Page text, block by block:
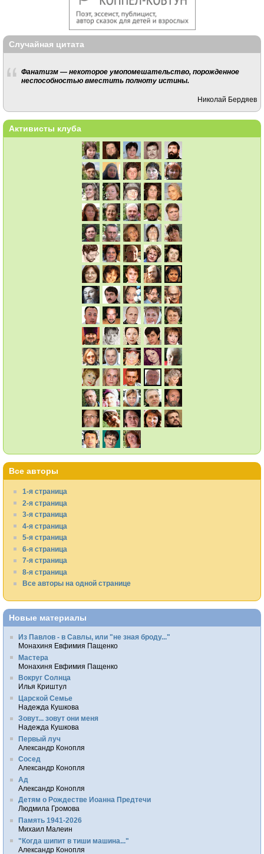
Случайная цитата
Фанатизм — некоторое умопомешательство, порожденное
неспособностью вместить полноту истины.
Николай Бердяев
Активисты клуба
Все авторы
1-я страница
2-я страница
3-я страница
4-я страница
5-я страница
6-я страница
7-я страница
8-я страница
Все авторы на одной странице
Новые материалы
Из Павлов - в Савлы, или "не зная броду..."
Монахиня Евфимия Пащенко
Мастера
Монахиня Евфимия Пащенко
Вокруг Солнца
Илья Криштул
Царской Семье
Надежда Кушкова
Зовут... зовут они меня
Надежда Кушкова
Первый луч
Александр Конопля
Сосед
Александр Конопля
Ад
Александр Конопля
Детям о Рождестве Иоанна Предтечи
Людмила Громова
Память 1941-2026
Михаил Малеин
"Когда шипит в тиши машина..."
Александр Конопля